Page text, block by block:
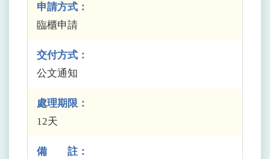
申請方式：
臨櫃申請
交付方式：
公文通知
處理期限：
12天
備 註：